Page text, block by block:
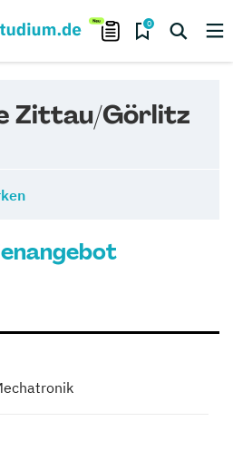
0
Zittau/Görlitz